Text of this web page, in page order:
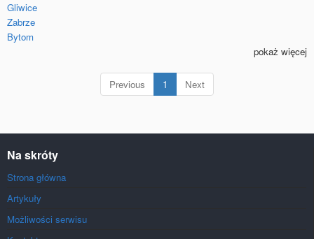
Gliwice
Zabrze
Bytom
pokaż więcej
Previous 1 (current)
Next
Na skróty
Strona główna
Artykuły
Możliwości serwisu